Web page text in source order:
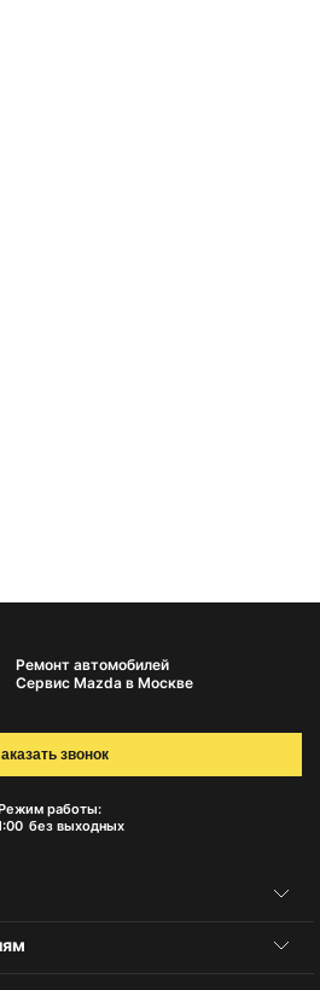
Ремонт автомобилей
Сервис Mazda в Москве
работы:
без выходных
звонок